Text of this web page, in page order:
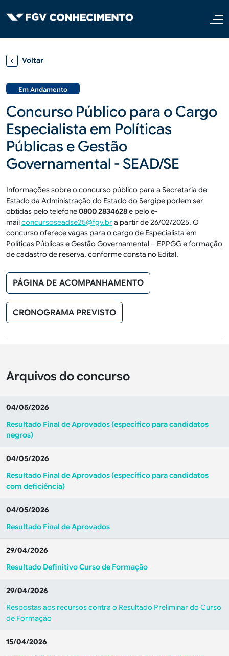
Voltar
Em Andamento
Concurso Público para o Cargo
Especialista em Políticas
Públicas e Gestão
Governamental - SEAD/SE
Informações sobre o concurso público para a Secretaria de
Estado da Administração do Estado do Sergipe podem ser
obtidas pelo telefone08002834628e pelo e-
mailconcursoseadse25@fgv.bra partir de 26/02/2025. O
concurso oferece vagas para o cargo de Especialista em
Políticas Públicas e Gestão Governamental – EPPGG e formação
de cadastro de reserva, conforme consta no Edital.
PÁGINA DE ACOMPANHAMENTO
CRONOGRAMA PREVISTO
Arquivos do concurso
04/05/2026
Resultado Final de Aprovados (específico para candidatos
negros)
04/05/2026
Resultado Final de Aprovados (específico para candidatos
com deficiência)
04/05/2026
Resultado Final de Aprovados
29/04/2026
Resultado Definitivo Curso de Formação
29/04/2026
Respostas aos recursos contra o Resultado Preliminar do Curso
de Formação
15/04/2026